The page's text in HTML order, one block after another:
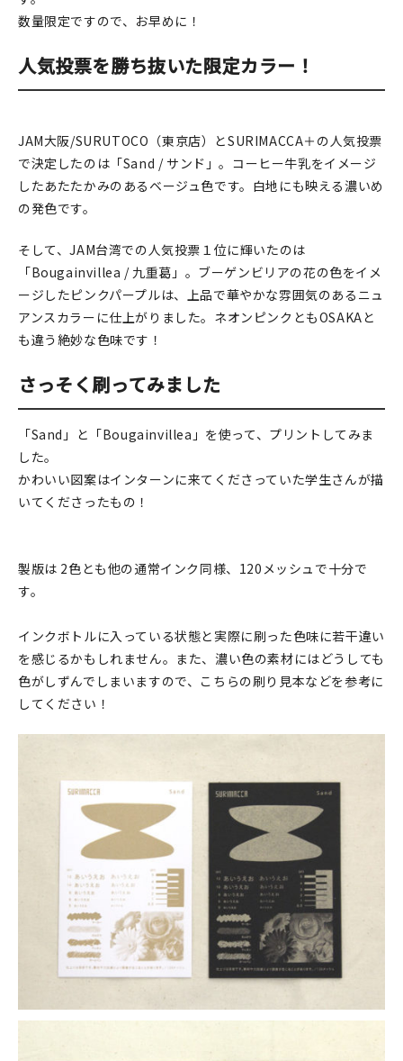
おすすめ特集
イベント・ワークショップ
ギャラリー
マイアカウント
カートを見る
よくある質問
お問い合わせ
数量限定ですので、お早めに！
人気投票を勝ち抜いた限定カラー！
JAM大阪/SURUTOCO（東京店）とSURIMACCA＋の人気投票
で決定したのは「Sand / サンド」。コーヒー牛乳をイメージ
したあたたかみのあるベージュ色です。白地にも映える濃いめ
の発色です。
そして、JAM台湾での人気投票１位に輝いたのは
「Bougainvillea / 九重葛」。ブーゲンビリアの花の色をイメ
ージしたピンクパープルは、上品で華やかな雰囲気のあるニュ
アンスカラーに仕上がりました。ネオンピンクともOSAKAと
も違う絶妙な色味です！
さっそく刷ってみました
「Sand」と「Bougainvillea」を使って、プリントしてみま
した。
かわいい図案はインターンに来てくださっていた学生さんが描
いてくださったもの！
製版は 2色とも他の通常インク同様、120メッシュで十分で
す。
インクボトルに入っている状態と実際に刷った色味に若干違い
を感じるかもしれません。また、濃い色の素材にはどうしても
色がしずんでしまいますので、こちらの刷り見本などを参考に
してください！